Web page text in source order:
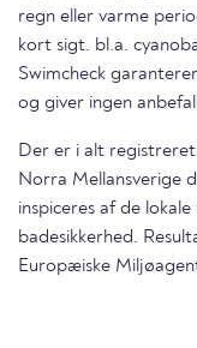
regn eller varme
kort sigt. bl.a.
Swimcheck
og giver ingen
Der er i alt
Norra Mellansverige
inspiceres af de
badesikkerhed.
Europæiske